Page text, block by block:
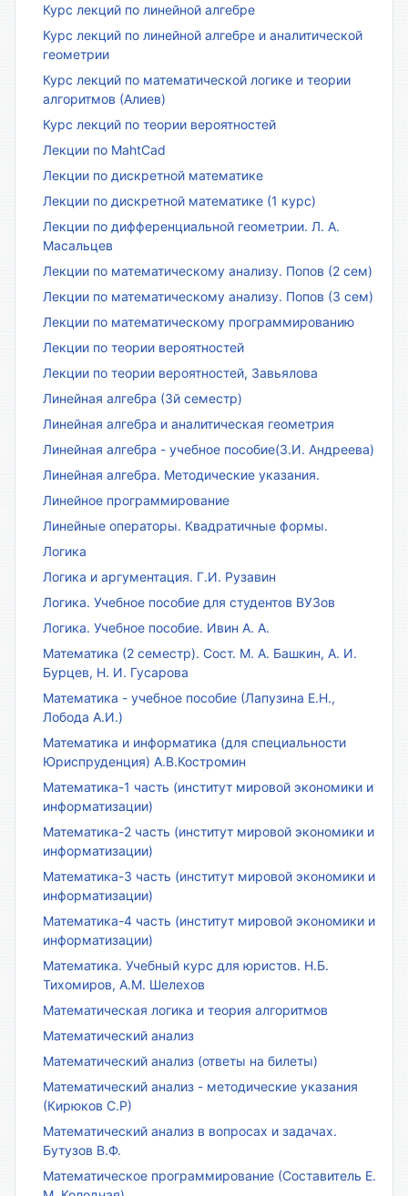
Курс лекций по линейной алгебре
Курс лекций по линейной алгебре и аналитической
геометрии
Курс лекций по математической логике и теории
алгоритмов (Алиев)
Курс лекций по теории вероятностей
Лекции по MahtCad
Лекции по дискретной математике
Лекции по дискретной математике (1 курс)
Лекции по дифференциальной геометрии. Л. А.
Масальцев
Лекции по математическому анализу. Попов (2 сем)
Лекции по математическому анализу. Попов (3 сем)
Лекции по математическому программированию
Лекции по теории вероятностей
Лекции по теории вероятностей, Завьялова
Линейная алгебра (3й семестр)
Линейная алгебра и аналитическая геометрия
Линейная алгебра - учебное пособие(З.И. Андреева)
Линейная алгебра. Методические указания.
Линейное программирование
Линейные операторы. Квадратичные формы.
Логика
Логика и аргументация. Г.И. Рузавин
Логика. Учебное пособие для студентов ВУЗов
Логика. Учебное пособие. Ивин А. А.
Математика (2 семестр). Сост. М. А. Башкин, А. И.
Бурцев, Н. И. Гусарова
Математика - учебное пособие (Лапузина Е.Н.,
Лобода А.И.)
Математика и информатика (для специальности
Юриспруденция) А.В.Костромин
Математика-1 часть (институт мировой экономики и
информатизации)
Математика-2 часть (институт мировой экономики и
информатизации)
Математика-3 часть (институт мировой экономики и
информатизации)
Математика-4 часть (институт мировой экономики и
информатизации)
Математика. Учебный курс для юристов. Н.Б.
Тихомиров, А.М. Шелехов
Математическая логика и теория алгоритмов
Математический анализ
Математический анализ (ответы на билеты)
Математический анализ - методические указания
(Кирюков С.Р)
Математический анализ в вопросах и задачах.
Бутузов В.Ф.
Математическое программирование (Составитель Е.